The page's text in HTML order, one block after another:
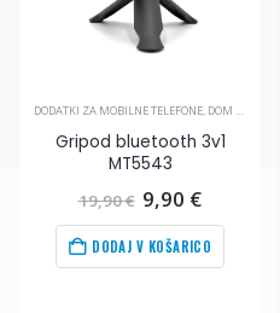
DODATKI ZA MOBILNE TELEFONE, DOM IN OPREMA
Gripod bluetooth 3v1
MT5543
19,90€ Izvirna
cena
je
bila:
19,90€.
9,90 €Trenutna
je:
9,90
DODAJ V KOŠARICO